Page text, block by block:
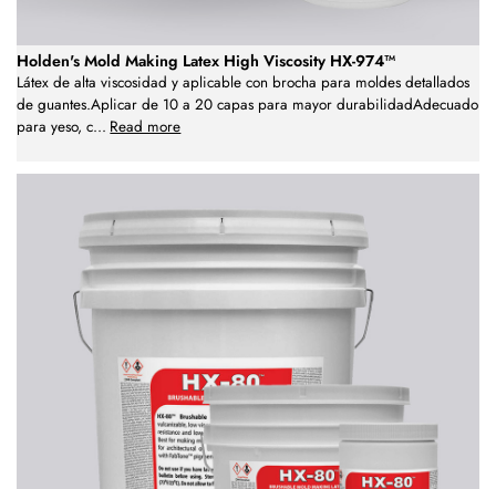
Holden's Mold Making Latex High Viscosity HX-974™
Látex de alta viscosidad y aplicable con brocha para moldes detallados
de guantes.Aplicar de 10 a 20 capas para mayor durabilidadAdecuado
para yeso, c... Read more